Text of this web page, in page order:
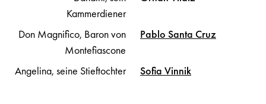
Kammerdiener
Don Magnifico, Baron von
Montefiascone
Pablo Santa Cruz
Angelina, seine Stieftochter Sofia Vinnik